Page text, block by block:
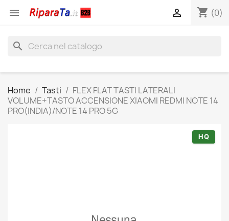
 shopping_cart (0)

search
Home Tasti
FLEX FLAT TASTI LATERALI
VOLUME+TASTO ACCENSIONE XIAOMI REDMI NOTE 14
PRO(INDIA)/NOTE 14 PRO 5G
HQ